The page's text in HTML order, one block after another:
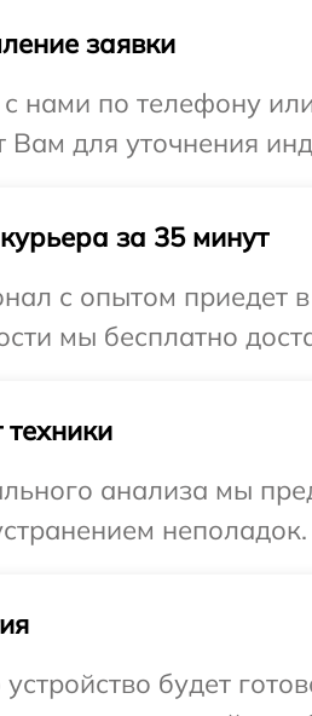
заявки
нами по телефону
Вам для уточнения
за 35 минут
с опытом приедет
мы бесплатно
анализа мы
неполадок.
устройство будет